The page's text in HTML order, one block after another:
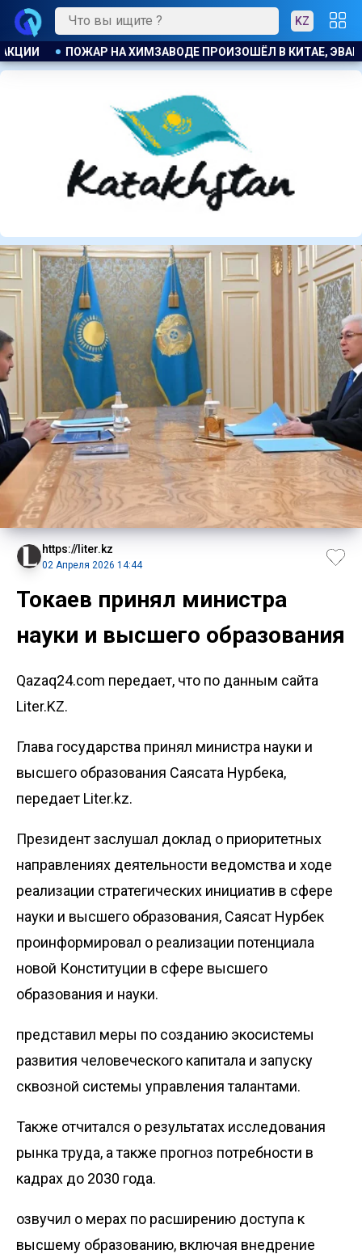
KZ
БОЛЕЕ 1200 ЧЕЛОВЕК БЫВШЕМУ
https://liter.kz
02 Апреля 2026 14:44
Токаев принял министра
науки и высшего образования
Qazaq24.com передает, что по данным сайта
Liter.KZ.
Глава государства принял министра науки и
высшего образования Саясата Нурбека,
передает Liter.kz.
Президент заслушал доклад о приоритетных
направлениях деятельности ведомства и ходе
реализации стратегических инициатив в сфере
науки и высшего образования, Саясат Нурбек
проинформировал о реализации потенциала
новой Конституции в сфере высшего
образования и науки.
представил меры по созданию экосистемы
развития человеческого капитала и запуску
сквозной системы управления талантами.
Также отчитался о результатах исследования
рынка труда, а также прогноз потребности в
кадрах до 2030 года.
озвучил о мерах по расширению доступа к
высшему образованию, включая внедрение